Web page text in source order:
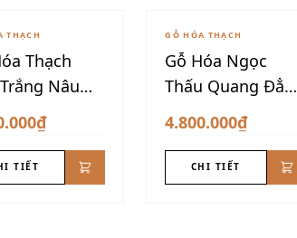
THẠCH
Thạch
Nâu
Quang
TIẾT
GỖ HÓA THẠCH
Gỗ Hóa Ngọc
Thấu Quang Đẳng
4.800.000₫
CHI TIẾT